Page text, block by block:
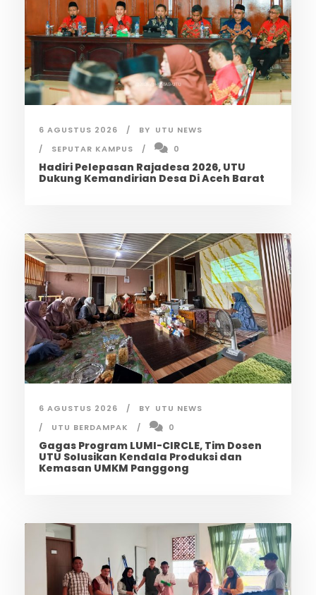
6 AGUSTUS 2026 BY UTU NEWS
SEPUTAR KAMPUS
0
Hadiri Pelepasan Rajadesa 2026, UTU
Dukung Kemandirian Desa Di Aceh Barat
6 AGUSTUS 2026 BY UTU NEWS
UTU BERDAMPAK
0
Gagas Program LUMI-CIRCLE, Tim Dosen
UTU Solusikan Kendala Produksi dan
Kemasan UMKM Panggong